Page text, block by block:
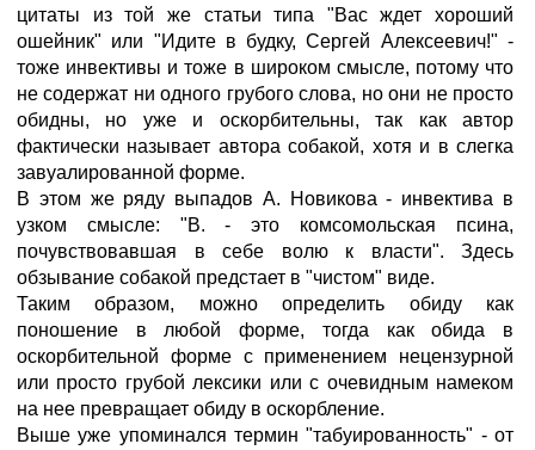
цитаты из той же статьи типа "Вас ждет хороший
ошейник" или "Идите в будку, Сергей Алексеевич!" -
тоже инвективы и тоже в широком смысле, потому что
не содержат ни одного грубого слова, но они не просто
обидны, но уже и оскорбительны, так как автор
фактически называет автора собакой, хотя и в слегка
завуалированной форме.
В этом же ряду выпадов А. Новикова - инвектива в
узком смысле: "В. - это комсомольская псина,
почувствовавшая в себе волю к власти". Здесь
обзывание собакой предстает в "чистом" виде.
Таким образом, можно определить обиду как
поношение в любой форме, тогда как обида в
оскорбительной форме с применением нецензурной
или просто грубой лексики или с очевидным намеком
на нее превращает обиду в оскорбление.
Выше уже упоминался термин "табуированность" - от